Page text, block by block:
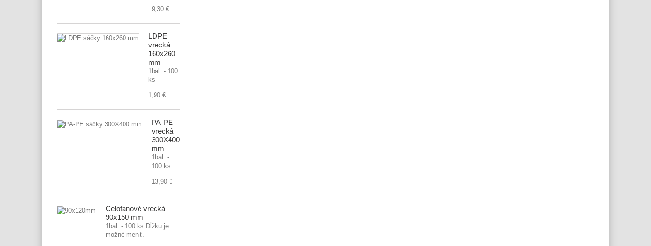
9,30 €
LDPE
vrecká
160x260
mm
1bal. - 100
ks
1,90 €
PA-PE
vrecká
300X400
mm
1bal. -
100 ks
13,90 €
Celofánové vrecká
90x150 mm
1bal. - 100 ks Dĺžku je
možné meniť.